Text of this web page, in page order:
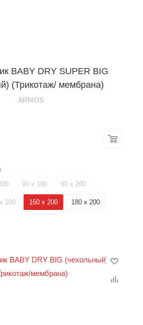
BABY DRY SUPER BIG
(Трикотаж/ мембрана)
ARMOS
90 х 190 90 х 200
200 160 х 200 180 х 200